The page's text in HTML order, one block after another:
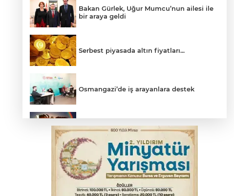
Bakan Gürlek, Uğur Mumcu’nun ailesi ile
bir araya geldi
Serbest piyasada altın fiyatları...
Osmangazi’de iş arayanlara destek
Bursa’da bugün hava nasıl olacak?
YENİ Parti Genel Başkanı Özel'den
Çerçeve Yasa yorumu